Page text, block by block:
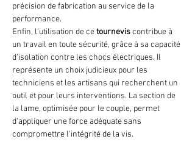
précision de fabrication au service de la
performance.
Enfin, l'utilisation de cetourneviscontribue à
un travail en toute sécurité, grâce à sa capacité
d'isolation contre les chocs électriques. Il
représente un choix judicieux pour les
techniciens et les artisans qui recherchent un
outil et pour leurs interventions. La section de
la lame, optimisée pour le couple, permet
d'appliquer une force adéquate sans
compromettre l'intégrité de la vis.